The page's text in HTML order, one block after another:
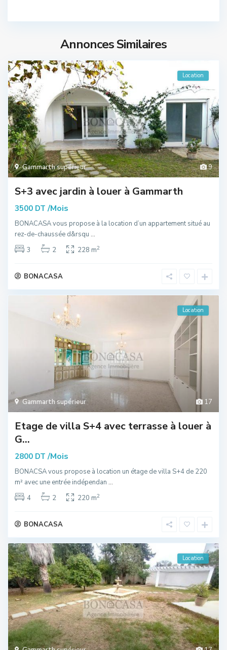
Annonces Similaires
9
Gammarth supérieur
Location
S+3 avec jardin à louer à Gammarth
3500 DT /Mois
BONACASA vous propose à la location d’un appartement situé au
rez-de-chaussée d&rsqu ...
3
2 228 m2
BONACASA
17
Gammarth supérieur
Location
Etage de villa S+4 avec terrasse à louer à
G...
2800 DT /Mois
BONACSA vous propose à location un étage de villa S+4 de 220
m² avec une entrée indépendan ...
4
2 220 m2
BONACASA
Location